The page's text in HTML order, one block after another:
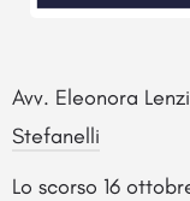
Avv. Eleonora
Stefanelli
Lo scorso 16